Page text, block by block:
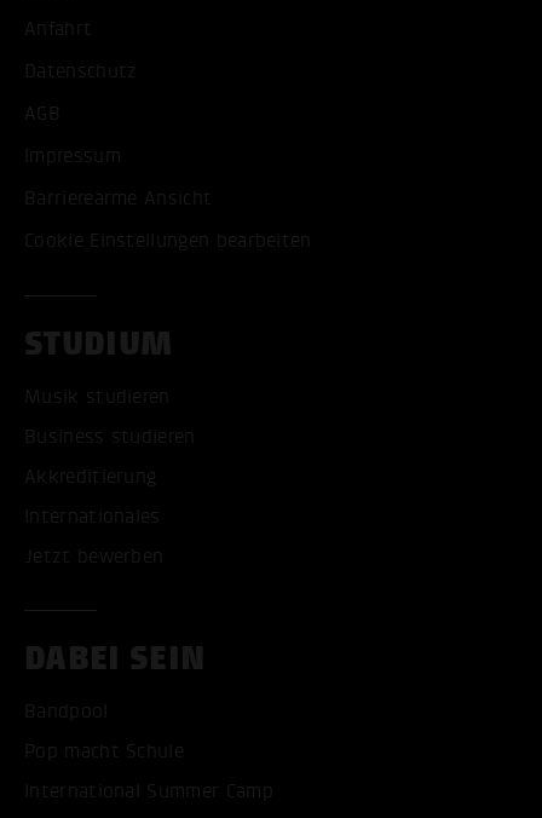
Anfahrt
Datenschutz
AGB
Impressum
Barrierearme Ansicht
Cookie Einstellungen bearbeiten
STUDIUM
Musik studieren
Business studieren
Akkreditierung
Internationales
Jetzt bewerben
DABEI SEIN
Bandpool
Pop macht Schule
International Summer Camp